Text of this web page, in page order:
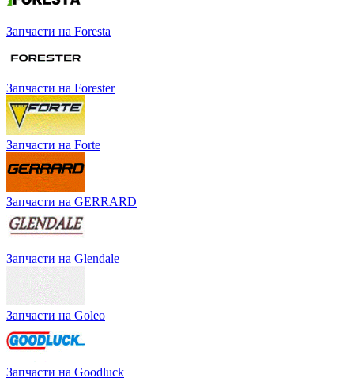
Запчасти на Foresta
Запчасти на Forester
Запчасти на Forte
Запчасти на GERRARD
Запчасти на Glendale
Запчасти на Goleo
Запчасти на Goodluck